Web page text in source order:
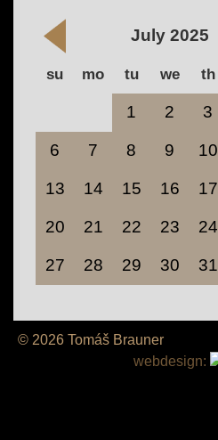
July 2025
su mo tu we th
1 2 3
6 7 8 9 10
13 14 15 16 17
20 21 22 23 24
27 28 29 30 31
© 2026 Tomáš Brauner
webdesign: